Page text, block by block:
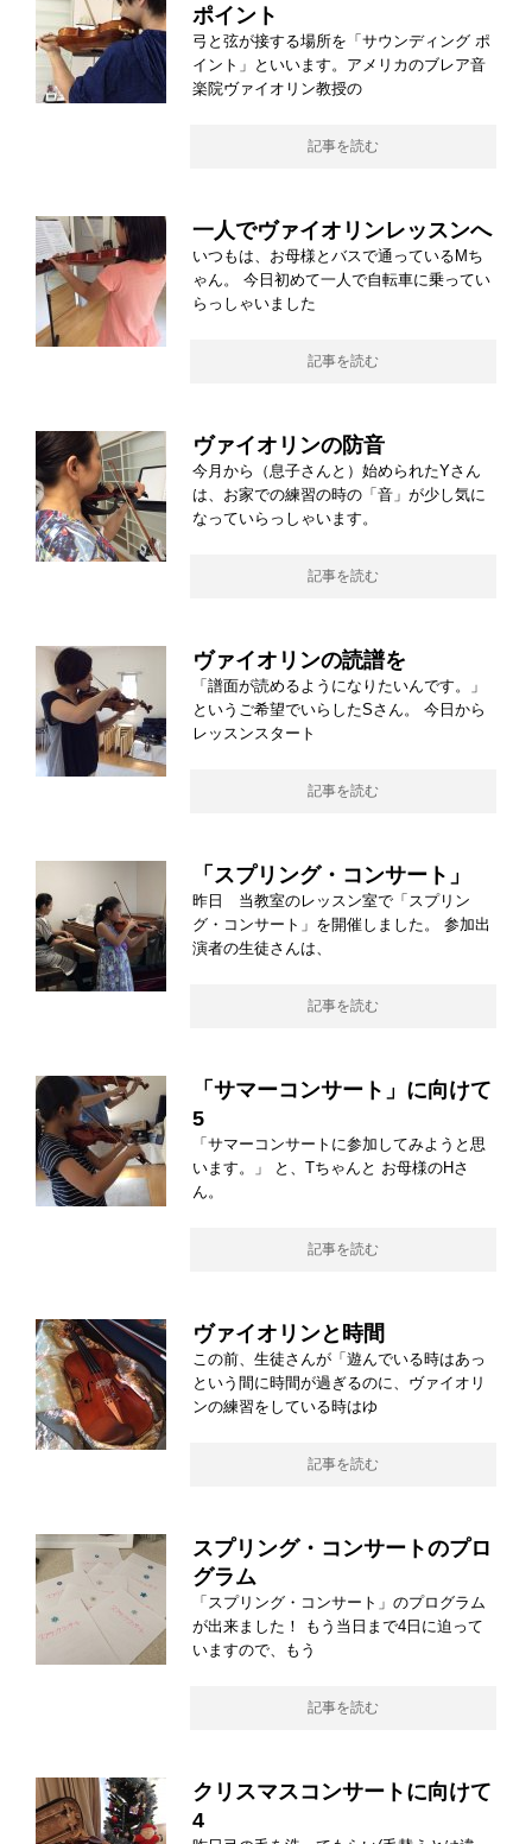
ポイント
弓と弦が接する場所を「サウンディング ポ
イント」といいます。アメリカのブレア音
楽院ヴァイオリン教授の
記事を読む
一人でヴァイオリンレッスンへ
いつもは、お母様とバスで通っているMち
ゃん。 今日初めて一人で自転車に乗ってい
らっしゃいました
記事を読む
ヴァイオリンの防音
今月から（息子さんと）始められたYさん
は、お家での練習の時の「音」が少し気に
なっていらっしゃいます。
記事を読む
ヴァイオリンの読譜を
「譜面が読めるようになりたいんです。」
というご希望でいらしたSさん。 今日から
レッスンスタート
記事を読む
「スプリング・コンサート」
昨日 当教室のレッスン室で「スプリン
グ・コンサート」を開催しました。 参加出
演者の生徒さんは、
記事を読む
「サマーコンサート」に向けて
5
「サマーコンサートに参加してみようと思
います。」 と、Tちゃんと お母様のHさ
ん。
記事を読む
ヴァイオリンと時間
この前、生徒さんが「遊んでいる時はあっ
という間に時間が過ぎるのに、ヴァイオリ
ンの練習をしている時はゆ
記事を読む
スプリング・コンサートのプロ
グラム
「スプリング・コンサート」のプログラム
が出来ました！ もう当日まで4日に迫って
いますので、もう
記事を読む
クリスマスコンサートに向けて
4